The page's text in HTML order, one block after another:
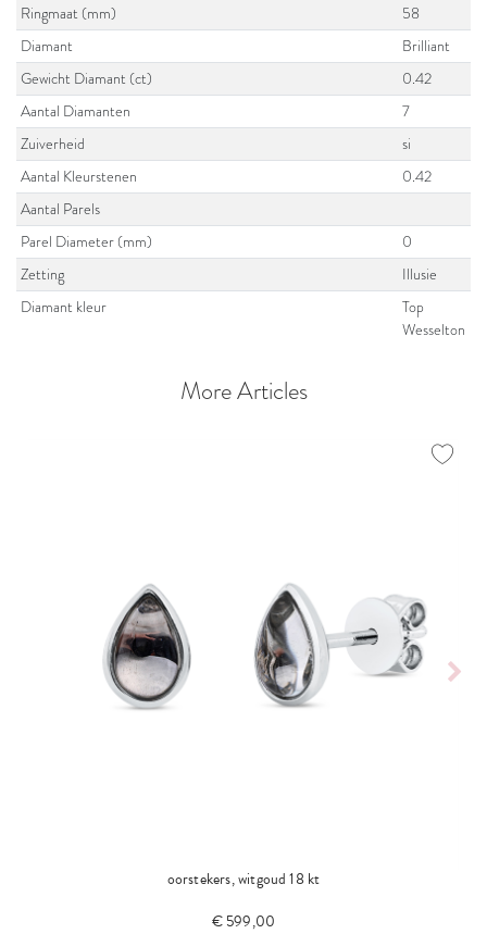
Ringmaat (mm)
58
Diamant
Brilliant
Gewicht Diamant (ct)
0.42
Aantal Diamanten
7
Zuiverheid
si
Aantal Kleurstenen
0.42
Aantal Parels
Parel Diameter (mm)
0
Zetting
Illusie
Diamant kleur
Top
Wesselton
More Articles
oorstekers, witgoud 18 kt
€ 599,00